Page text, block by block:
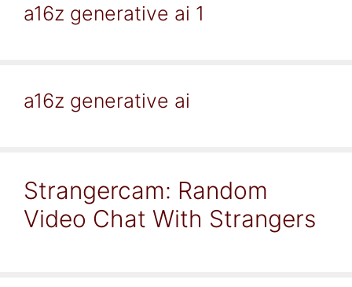
a16z generative ai 1
a16z generative ai
Strangercam: Random
Video Chat With Strangers